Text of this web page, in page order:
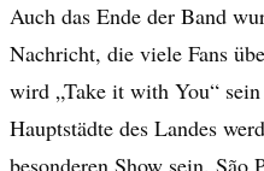
Auch das Ende der Band
Nachricht, die viele Fans
wird „Take it with You“
Hauptstädte des Landes